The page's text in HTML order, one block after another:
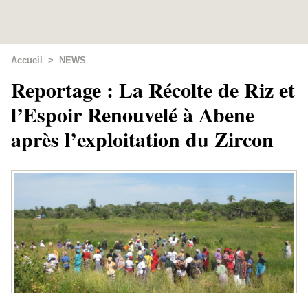
Accueil > NEWS
Reportage : La Récolte de Riz et
l’Espoir Renouvelé à Abene
après l’exploitation du Zircon